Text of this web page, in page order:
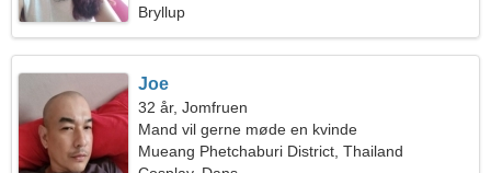
Bryllup
Joe
32 år, Jomfruen
Mand vil gerne møde en kvinde
Mueang Phetchaburi District, Thailand